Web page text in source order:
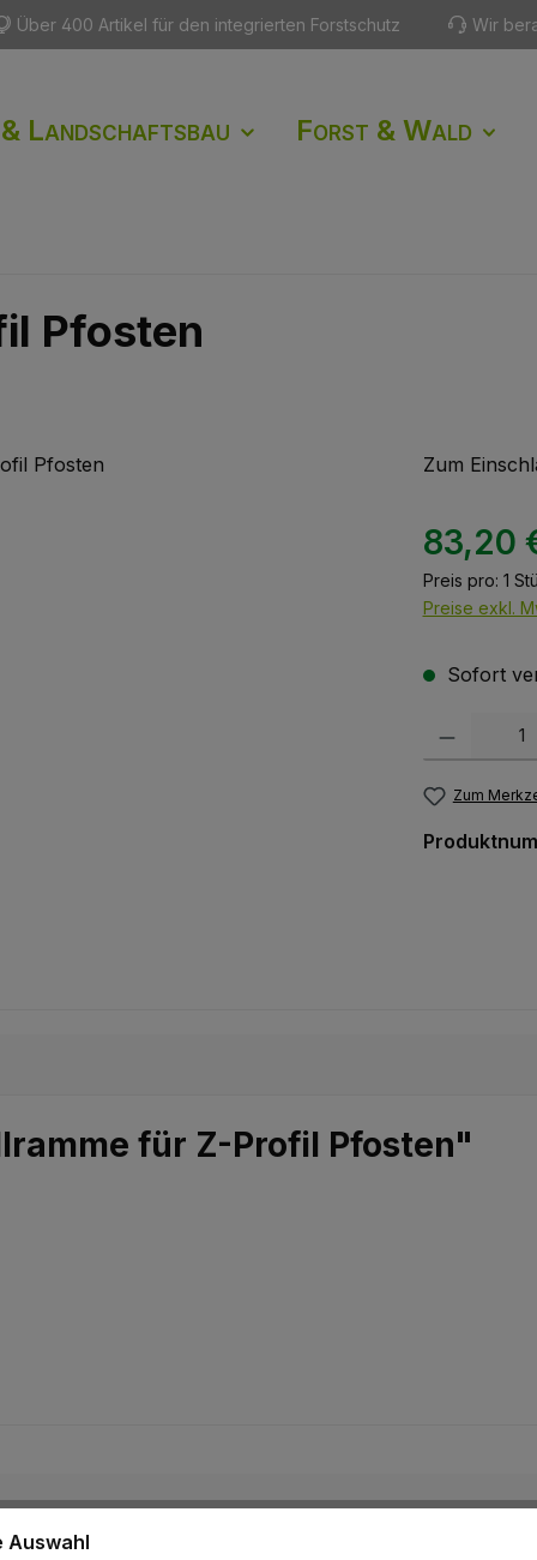
Über 400 Artikel für den integrierten Forstschutz Wir
Landschaftsbau Forst & Wald
Pfosten
Zum
83,20
Preis pro: 1
Preise exkl.
Sofort
Produkt
Zum
für Z-Profil Pfosten"
Auswahl